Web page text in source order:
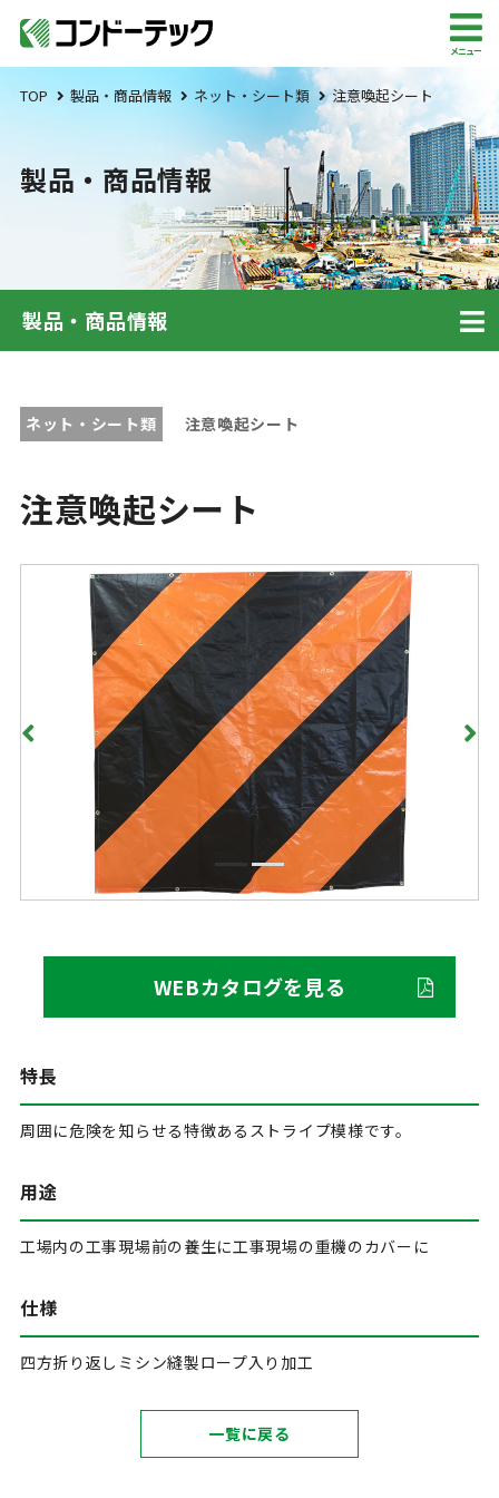
メニュー
TOP 製品・商品情報 ネット・シート類 注意喚起シート
製品・商品情報
製品・商品情報
ネット・シート類 注意喚起シート
注意喚起シート
WEBカタログを見る
特長
周囲に危険を知らせる特徴あるストライプ模様です。
用途
工場内の工事現場前の養生に工事現場の重機のカバーに
仕様
四方折り返しミシン縫製ロープ入り加工
一覧に戻る